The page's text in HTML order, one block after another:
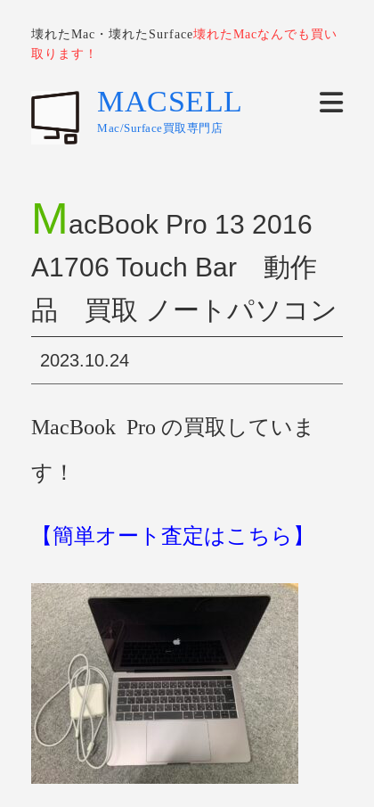
壊れたMac・壊れたSurface壊れたMacなんでも買い
取ります！
MACSELL
Mac/Surface買取専門店
MacBook Pro 13 2016
A1706 Touch Bar 動作
品 買取 ノートパソコン
2023.10.24
MacBook Pro の買取していま
す！
【簡単オート査定はこちら】